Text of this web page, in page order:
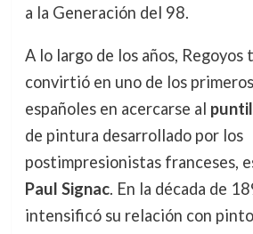
a la Generación del 98.
A lo largo de los años, Regoyos
convirtió en uno de los
españoles en acercarse al
de pintura desarrollado por los
postimpresionistas franceses,
Paul Signac. En la década de
intensificó su relación con